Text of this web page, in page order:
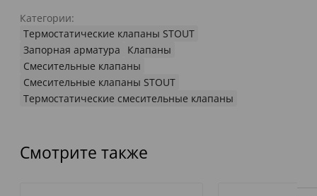
Категории:
Термостатические клапаны STOUT
Запорная арматура
Клапаны
Смесительные клапаны
Смесительные клапаны STOUT
Термостатические смесительные клапаны
Смотрите также